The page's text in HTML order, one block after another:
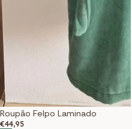
Roupão Felpo Laminado
€44,95